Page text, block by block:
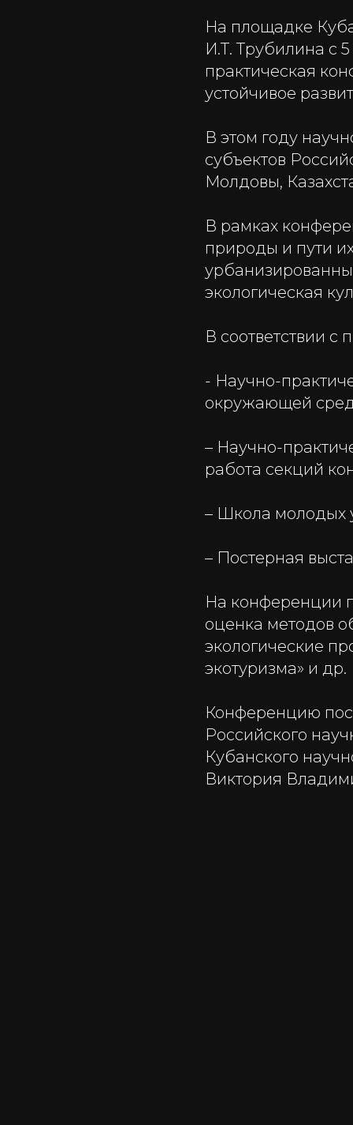
На площадке
И.Т. Трубилина с
практическая
устойчивое
В этом году
субъектов
Молдовы,
В рамках
природы и пути
экологическая
В соответствии с
- Научно-
окружающей
– Научно-
работа секций
– Школа молодых
– Постерная
На конференции
оценка методов
экологические
экотуризма» и др.
Конференцию
Российского
Кубанского
Виктория